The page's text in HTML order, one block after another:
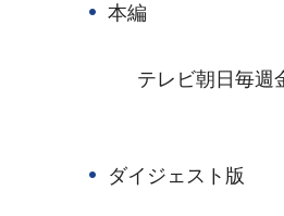
本編
テレビ朝日毎週金
ダイジェスト版